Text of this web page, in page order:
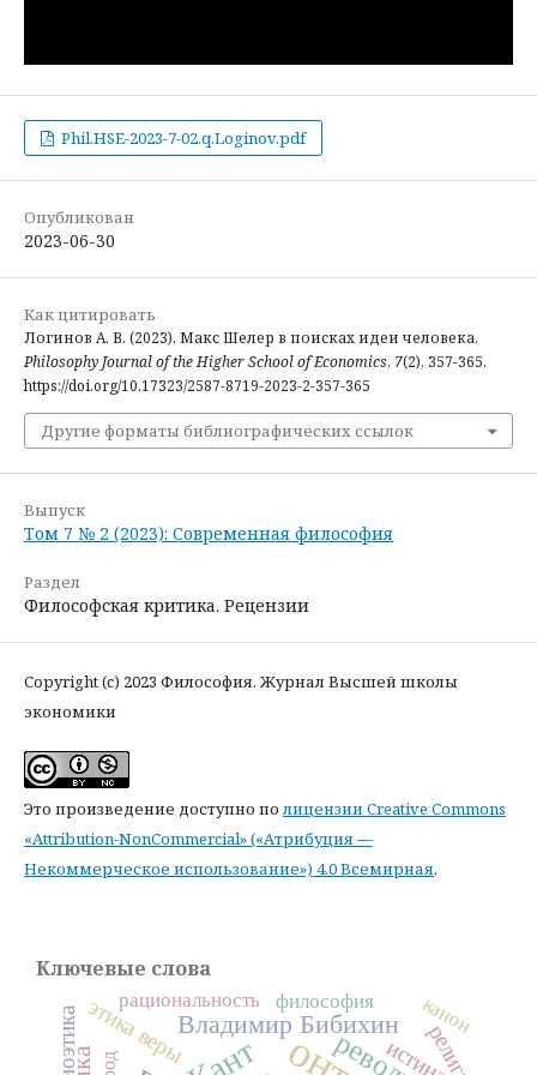
Phil.HSE-2023-7-02.q.Loginov.pdf
Опубликован
2023-06-30
Как цитировать
Логинов А. В. (2023). Макс Шелер в поисках идеи человека.
Philosophy Journal of the Higher School of Economics, 7(2), 357-365.
https://doi.org/10.17323/2587-8719-2023-2-357-365
Другие форматы библиографических ссылок
Выпуск
Том 7 № 2 (2023): Современная философия
Раздел
Философская критика. Рецензии
Copyright (c) 2023 Философия. Журнал Высшей школы
экономики
Это произведение доступно полицензии Creative Commons
«Attribution-NonCommercial» («Атрибуция —
Некоммерческое использование») 4.0 Всемирная.
Ключевые слова
Владимир Бибихин
этика веры истина
биоэтика
философия
рациональность канон